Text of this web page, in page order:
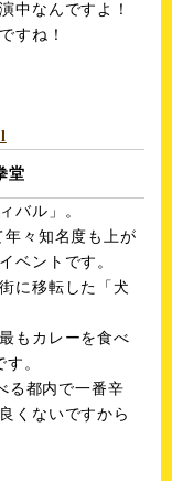
中なんですよ！
すね！
堂
バル」。
々知名度も上が
ベントです。
に移転した「犬
もカレーを食べ
。
る都内で一番辛
くないですから